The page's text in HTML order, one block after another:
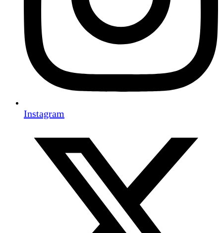
Instagram